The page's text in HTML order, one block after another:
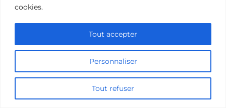
cookies.
Personnaliser
Tout refuser
Tout accepter